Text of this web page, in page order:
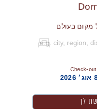
מקום בעולם
Check-